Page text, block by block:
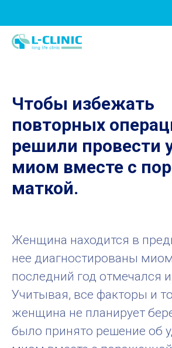
Чтобы избежать
повторных
решили провести
миом вместе с
маткой.
Женщина находится в
нее диагностированы
последний год отмечался
Учитывая, все факторы и
женщина не планирует
было принято решение об